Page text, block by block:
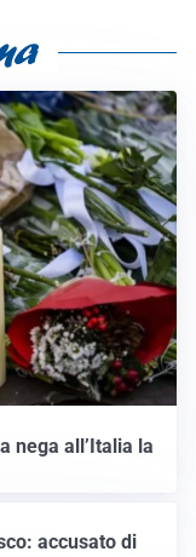
nega all’Italia la
accusato di